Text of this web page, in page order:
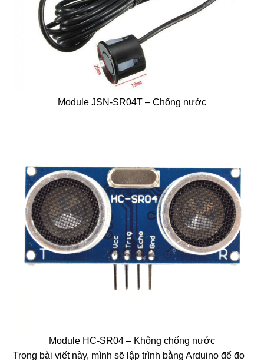
Module JSN-SR04T – Chống nước
Module HC-SR04 – Không chống nước
Trong bài viết này, mình sẽ lập trình bằng Arduino để đo